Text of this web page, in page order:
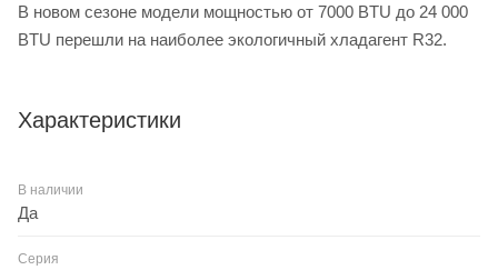
В новом сезоне модели мощностью от 7000 BTU до 24 000
BTU перешли на наиболее экологичный хладагент R32.
Характеристики
В наличии
Да
Серия